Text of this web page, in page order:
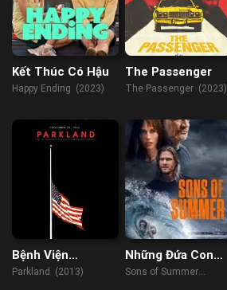
Kết Thúc Có Hậu
Happy Ending (2023)
The Passenger
The Passenger (2023)
Bệnh Viện
Parkland
Parkland (2013)
Những Đứa Con
Của Mùa Hè
Sons of Summer